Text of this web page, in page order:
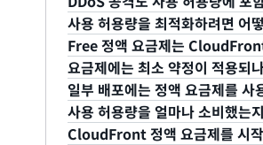
준 A 레코드를 생성하기만 하면
합니다. 그와 동시에 트래픽은
능 콘텐츠 전송이 가능합니다.
정액 요금제는 월별 통합 청구,
이 사용하려는 경우에 적합합니
제에서 제공하지 않는 기능이 필
량제 요금이 더 좋습니다.
지 않도록 하고 지정된
1,000 USD)는 향상된 오리진
고급 기능을 제공합니다.
하고 전체 AWS 비용을 줄일 수
첫째, CloudFront와 AWS 오리
Application Load Balancer 또
데이터 전송 비용을 지불하는
다.
AWS 계정당 최대 3개의 Free
아니요. 공격 트래픽은 요금제
격과 AWS WAF가 차단한 요청
사용 허용량을 최적화하려면 어
애플리케이션에 중요한 트래픽
있습니다. 차단된 요청은 허용량
또는 차단하거나, 원치 않는
링하는 등 니즈에 따라 트래픽을
Free 정액 요금제는
Free 정액 요금제는
크레딧을 월 0 USD의 단일 요금
을 초과하더라도 초과분에 대해
요금제에는 최소 약정이 적용되
최적의 요금을 적용받기 위해 연
구매되며, 취소할 때까지 자동으
일부 배포에는 정액 요금제를 사
각 CloudFront 배포에 가장 적
사용 허용량을 얼마나 소비했는
CloudFront 정액 요금제를 시